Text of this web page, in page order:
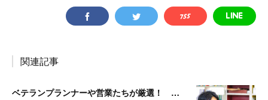
関連記事
ベテランプランナーや営業たちが厳選！ 施主が喜ぶ設備・建材バイブル その10